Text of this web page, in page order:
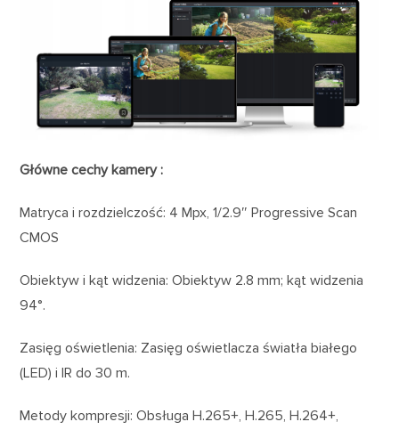
Główne cechy kamery :
Matryca i rozdzielczość: 4 Mpx, 1/2.9″ Progressive Scan
CMOS
Obiektyw i kąt widzenia: Obiektyw 2.8 mm; kąt widzenia
94°.
Zasięg oświetlenia: Zasięg oświetlacza światła białego
(LED) i IR do 30 m.
Metody kompresji: Obsługa H.265+, H.265, H.264+,